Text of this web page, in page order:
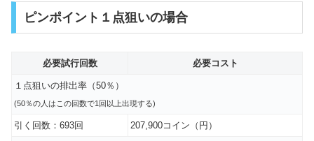
ピンポイント１点狙いの場合
必要試行回数 必要コスト
１点狙いの排出率（50％）
(50％の人はこの回数で1回以上出現する)
引く回数：693回 207,900コイン（円）